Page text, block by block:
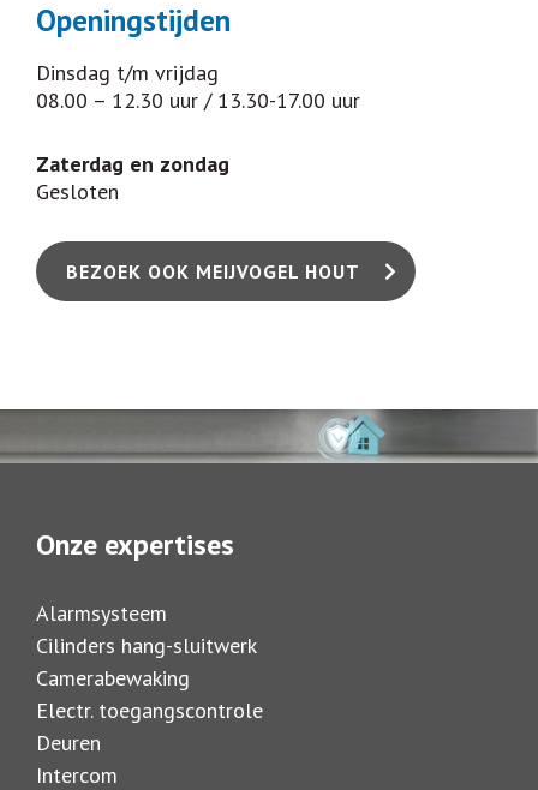
Openingstijden
Dinsdag t/m vrijdag
08.00 – 12.30 uur / 13.30-17.00 uur
Zaterdag en zondag
Gesloten
BEZOEK OOK MEIJVOGEL HOUT
Onze expertises
Alarmsysteem
Cilinders hang-sluitwerk
Camerabewaking
Electr. toegangscontrole
Deuren
Intercom